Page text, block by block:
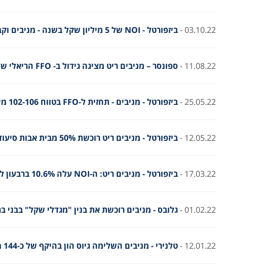
03.10.22 - ביזפורטל - NOI של 5 מיליון שקל בשנה - מניבים וקבוצת מר בהסכם שכירות ארוך טווח
11.08.22 - ספונסר – מניבים ריט מציגה גידול ב- FFO הריאלי של כ-47% לעומת הרבעון המקביל
25.05.22 - ביזפורטל - מניבים - תחזית ל-FFO בטווח 102-106 מיליון שקל ב-2022
12.05.22 - ביזפורטל - מניבים ריט רוכשת 50% מבית אבות סיעודי בחיפה תמורת 23 מ' ₪
17.03.22 - ביזפורטל - מניבים ריט: ה-NOI עלה 10.6% ברבעון ל-30 מ' ₪ גידול דומה ב-FFO
01.02.22 - גלובס - מניבים רוכשת את בנין "מגדלי שקל" בבני ברק
12.01.22 - טלנירי - מניבים השלימה גיוס הון בהיקף של כ-144 מיליון שקל (ברוטו)